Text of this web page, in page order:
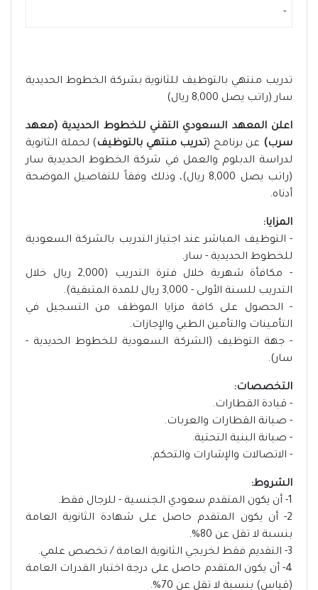
-
تدريب منتهي بالتوظيف للثانوية بشركة الخطوط الحديدية
سار (راتب يصل 8,000 ريال)
اعلن المعهد السعودي التقني للخطوط الحديدية (معهد
سرب) عن برنامج (تدريب منتهي بالتوظيف) لحملة الثانوية
لدراسة الدبلوم والعمل في شركة الخطوط الحديدية سار
(راتب يصل 8,000 ريال)، وذلك وفقاً للتفاصيل الموضحة
أدناه.
المزايا:
- التوظيف المباشر عند اجتياز التدريب بالشركة السعودية
للخطوط الحديدية - سار.
- مكافأة شهرية خلال فترة التدريب (2,000 ريال خلال
التدريب للسنة الأولى - 3,000 ريال للمدة المتبقية).
- الحصول على كافة مزايا الموظف من التسجيل في
التأمينات والتأمين الطبي والإجازات.
- جهة التوظيف (الشركة السعودية للخطوط الحديدية -
سار).
التخصصات:
- قيادة القطارات.
- صيانة القطارات والعربات.
- صيانة البنية التحتية.
- الاتصالات والإشارات والتحكم.
الشروط:
1- أن يكون المتقدم سعودي الجنسية - للرجال فقط.
2- أن يكون المتقدم حاصل على شهادة الثانوية العامة
بنسبة لا تقل عن 80%.
3- التقديم فقط لخريجي الثانوية العامة / تخصص علمي.
4- أن يكون المتقدم حاصل على درجة اختبار القدرات العامة
(قياس) بنسبة لا تقل عن 70%.